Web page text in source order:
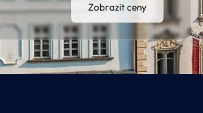
Zobrazit ceny